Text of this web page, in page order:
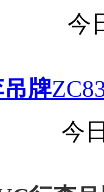
今
牌
今